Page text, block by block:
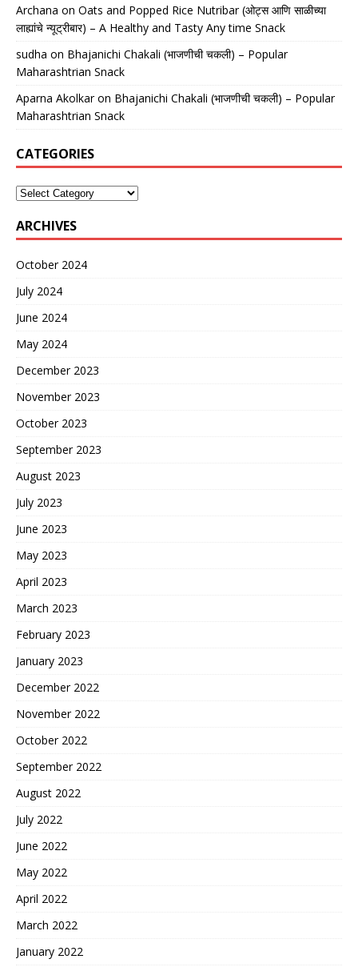
Archana on Oats and Popped Rice Nutribar (ओट्स आणि साळीच्या
लाह्यांचे न्यूट्रीबार) – A Healthy and Tasty Any time Snack
sudha on Bhajanichi Chakali (भाजणीची चकली) – Popular
Maharashtrian Snack
Aparna Akolkaron Bhajanichi Chakali (भाजणीची चकली) – Popular
Maharashtrian Snack
CATEGORIES
ARCHIVES
October 2024
July 2024
June 2024
May 2024
December 2023
November 2023
October 2023
September 2023
August 2023
July 2023
June 2023
May 2023
April 2023
March 2023
February 2023
January 2023
December 2022
November 2022
October 2022
September 2022
August 2022
July 2022
June 2022
May 2022
April 2022
March 2022
January 2022